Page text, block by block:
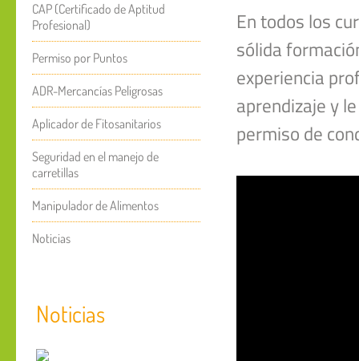
CAP (Certificado de Aptitud
Profesional)
Permiso por Puntos
ADR-Mercancías Peligrosas
Aplicador de Fitosanitarios
Seguridad en el manejo de
carretillas
Manipulador de Alimentos
Noticias
Noticias
En todos los
sólida
experiencia
aprendizaje y
permiso de